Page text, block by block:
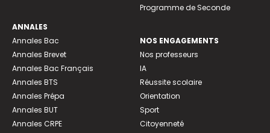
ANNALES
Annales Bac
Annales Brevet
Annales Bac Français
Annales BTS
Annales Prépa
Annales BUT
Annales CRPE
Programme de Seconde
NOS ENGAGEMENTS
Nos professeurs
IA
Réussite scolaire
Orientation
Sport
Citoyenneté